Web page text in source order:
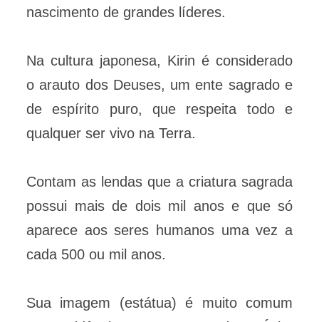
nascimento de grandes líderes.
Na cultura japonesa, Kirin é considerado
o arauto dos Deuses, um ente sagrado e
de espírito puro, que respeita todo e
qualquer ser vivo na Terra.
Contam as lendas que a criatura sagrada
possui mais de dois mil anos e que só
aparece aos seres humanos uma vez a
cada 500 ou mil anos.
Sua imagem (estátua) é muito comum